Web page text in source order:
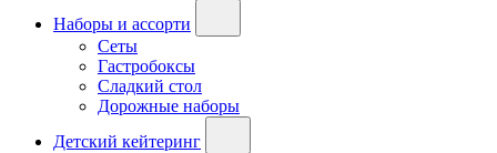
Наборы и ассорти
Сеты
Гастробоксы
Сладкий стол
Дорожные наборы
Детский кейтеринг